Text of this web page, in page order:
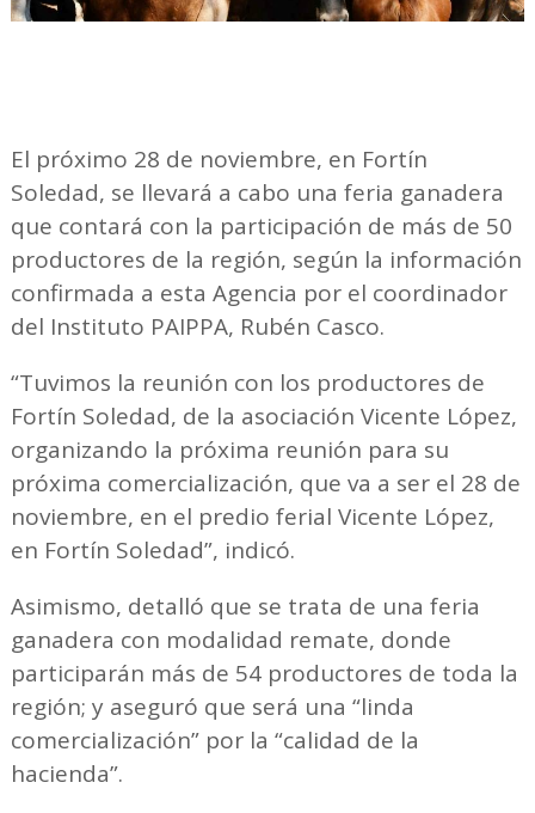
El próximo 28 de noviembre, en Fortín
Soledad, se llevará a cabo una feria ganadera
que contará con la participación de más de 50
productores de la región, según la información
confirmada a esta Agencia por el coordinador
del Instituto PAIPPA, Rubén Casco.
“Tuvimos la reunión con los productores de
Fortín Soledad, de la asociación Vicente López,
organizando la próxima reunión para su
próxima comercialización, que va a ser el 28 de
noviembre, en el predio ferial Vicente López,
en Fortín Soledad”, indicó.
Asimismo, detalló que se trata de una feria
ganadera con modalidad remate, donde
participarán más de 54 productores de toda la
región; y aseguró que será una “linda
comercialización” por la “calidad de la
hacienda”.